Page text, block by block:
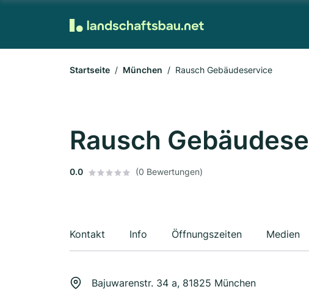
Startseite München Rausch Gebäudeservice
Rausch
0.0 (0 Bewertungen)
Kontakt Info Öffnungszeiten Medien
Bajuwarenstr. 34 a, 81825 München